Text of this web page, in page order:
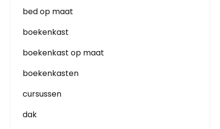
bed op maat
boekenkast
boekenkast op maat
boekenkasten
cursussen
dak